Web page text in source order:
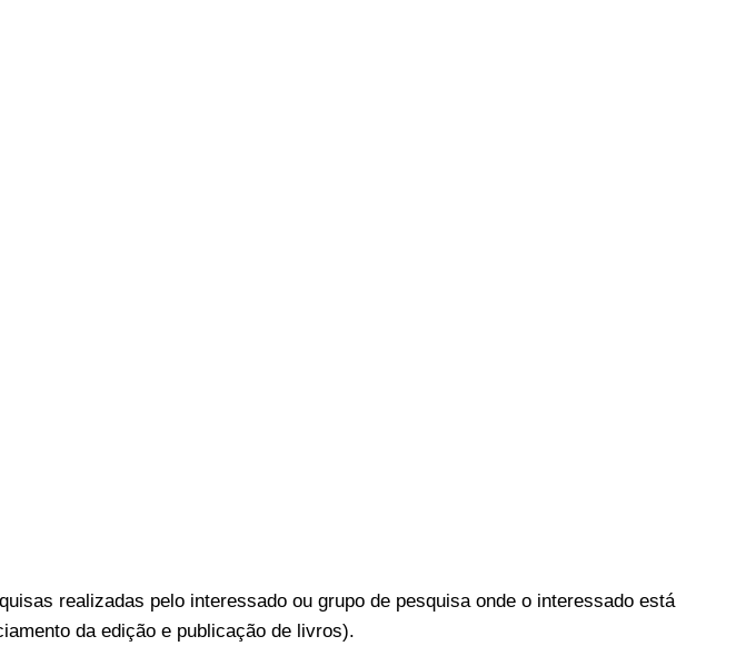
realizadas pelo interessado ou grupo de pesquisa onde o interessado está
da edição e publicação de livros).